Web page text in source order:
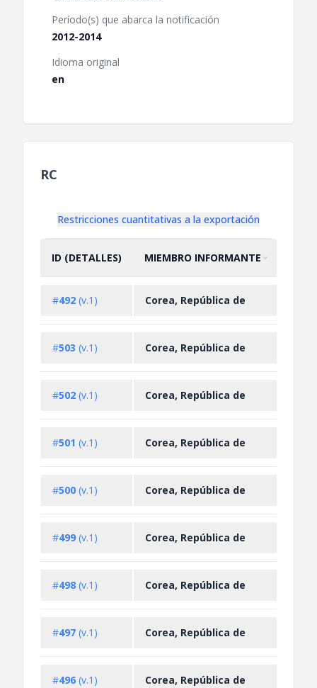
Período(s) que abarca la notificación
2012-2014
Idioma original
en
RC
Restricciones cuantitativas a la exportación
ID (DETALLES) ORDENAR POR
MIEMBRO INFORMANTE
ASCENDENTE
#492 (v.1) Corea, República de
#503 (v.1) Corea, República de
#502 (v.1) Corea, República de
#501 (v.1) Corea, República de
#500 (v.1) Corea, República de
#499 (v.1) Corea, República de
#498 (v.1) Corea, República de
#497 (v.1) Corea, República de
#496 (v.1) Corea, República de